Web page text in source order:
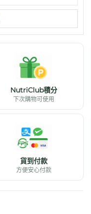
NutriClub積分
下次購物可使用
貨到付款
方便安心付款